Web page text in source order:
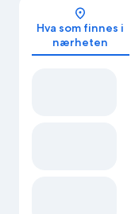
Hva som finnes i
nærheten